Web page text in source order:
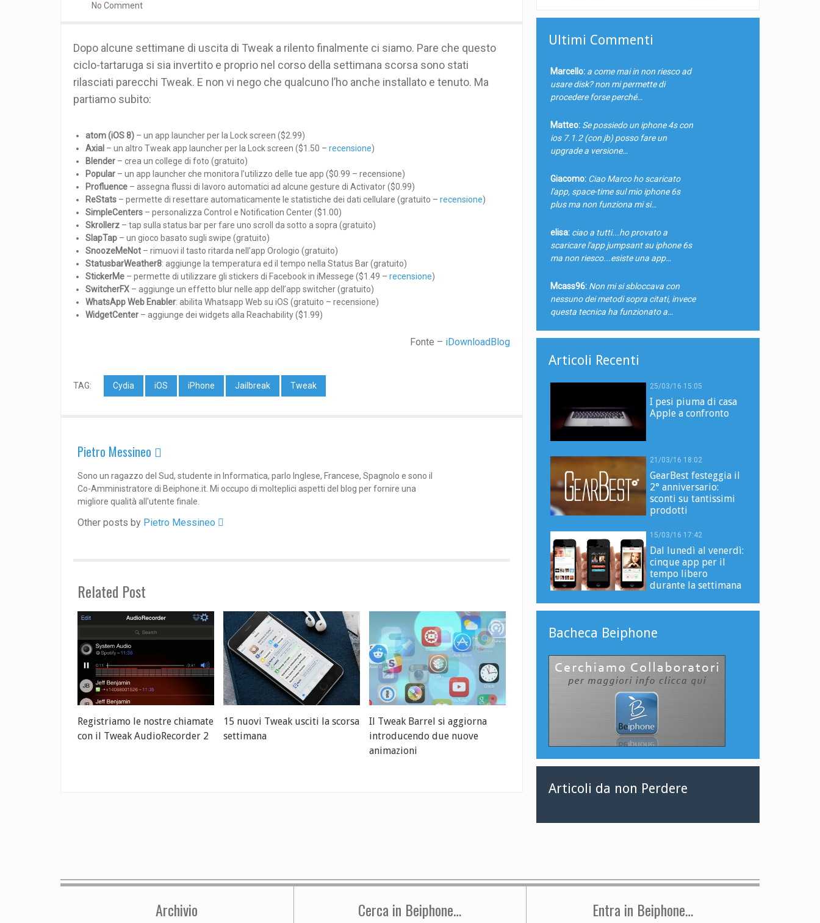
No Comment
Dopo alcune settimane di uscita di Tweak a rilento finalmente ci siamo. Pare che questo
ciclo-tartaruga si sia invertito e proprio nel corso della settimana scorsa sono stati
rilasciati parecchi Tweak. E non vi nego che qualcuno l’ho anche installato e tenuto. Ma
partiamo subito:
atom (iOS 8)– un app launcher per la Lock screen ($2.99)
Axial – un altro Tweak app launcher per la Lock screen ($1.50 – recensione)
Blender– crea un college di foto (gratuito)
Popular– un app launcher che monitora l’utilizzo delle tue app ($0.99 – recensione)
Profluence– assegna flussi di lavoro automatici ad alcune gesture di Activator ($0.99)
ReStats– permette di resettare automaticamente le statistiche dei dati cellulare (gratuito – recensione)
SimpleCenters– personalizza Control e Notification Center ($1.00)
Skrollerz– tap sulla status bar per fare uno scroll da sotto a sopra (gratuito)
SlapTap– un gioco basato sugli swipe (gratuito)
SnoozeMeNot– rimuovi il tasto ritarda nell’app Orologio (gratuito)
StatusbarWeather8: aggiunge la temperatura ed il tempo nella Status Bar (gratuito)
StickerMe– permette di utilizzare gli stickers di Facebook in iMessege ($1.49 – recensione)
SwitcherFX– aggiunge un effetto blur nelle app dell’app switcher (gratuito)
WhatsApp Web Enabler: abilita Whatsapp Web su iOS (gratuito – recensione)
WidgetCenter– aggiunge dei widgets alla Reachability ($1.99)
Fonte – iDownloadBlog
TAG: Cydia iOS iPhone Jailbreak Tweak
Pietro Messineo 
Sono un ragazzo del Sud, studente in Informatica, parlo Inglese, Francese, Spagnolo e sono il
Co-Amministratore di Beiphone.it. Mi occupo di molteplici aspetti del blog per fornire una
migliore qualità all'utente finale.
Other posts by Pietro Messineo 
Related Post
Registriamo le nostre chiamate
con il Tweak AudioRecorder 2
15 nuovi Tweak usciti la scorsa
settimana
Il Tweak Barrel si aggiorna
introducendo due nuove
animazioni
Ultimi Commenti
Marcello: a come mai in non riesco ad
usare disk? non mi permette di
procedere forse perché…
Matteo: Se possiedo un iphone 4s con
ios 7.1.2 (con jb) posso fare un
upgrade a versione…
Giacomo: Ciao Marco ho scaricato
l'app, space-time sul mio iphone 6s
plus ma non funziona mi si…
elisa: ciao a tutti...ho provato a
scaricare l'app jumpsant su iphone 6s
ma non riesco...esiste una app…
Mcass96: Non mi si sbloccava con
nessuno dei metodi sopra citati, invece
questa tecnica ha funzionato a…
Articoli Recenti
25/03/16 15:05
I pesi piuma di casa
Apple a confronto
21/03/16 18:02
GearBest festeggia il
2° anniversario:
sconti su tantissimi
prodotti
15/03/16 17:42
Dal lunedì al venerdì:
cinque app per il
tempo libero
durante la settimana
Bacheca Beiphone
Articoli da non Perdere
Archivio Cerca in Beiphone… Entra in Beiphone…